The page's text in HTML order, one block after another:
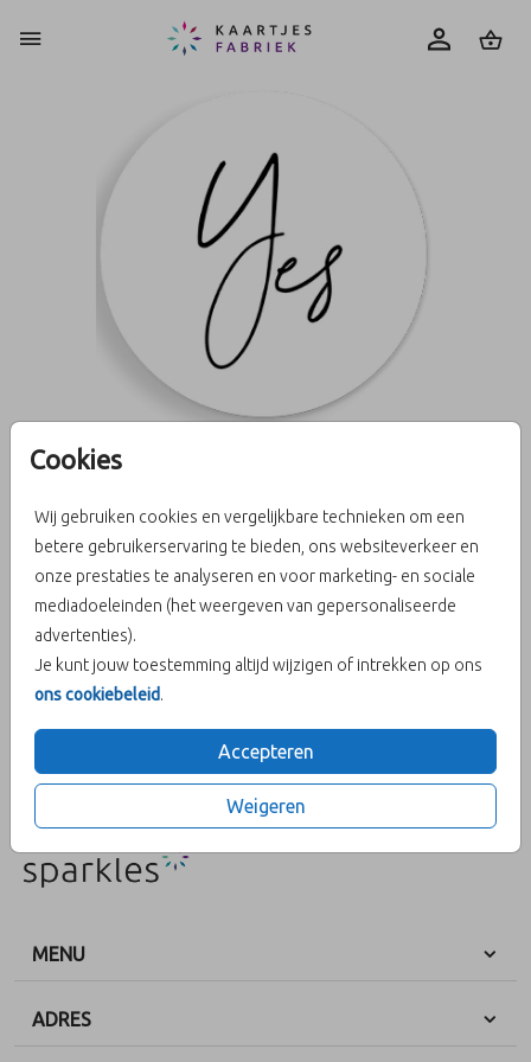
Cookies
Wij gebruiken cookies en vergelijkbare technieken om een
betere gebruikerservaring te bieden, ons websiteverkeer en
onze prestaties te analyseren en voor marketing- en sociale
mediadoeleinden (het weergeven van gepersonaliseerde
advertenties).
Je kunt jouw toestemming altijd wijzigen of intrekken op ons
ons cookiebeleid.
Accepteren
Weigeren
Sluitzegel yes sierlijk
Aantal
Prijs: per 25 zegels
MENU
ADRES